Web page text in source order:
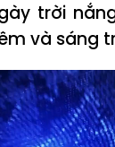
trời
và sáng